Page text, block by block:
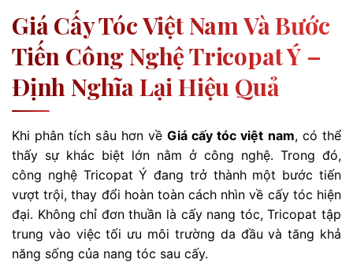
Giá Cấy Tóc Việt Nam Và Bước
Tiến Công Nghệ Tricopat Ý –
Định Nghĩa Lại Hiệu Quả
Khi phân tích sâu hơn về Giá cấy tóc việt nam, có thể
thấy sự khác biệt lớn nằm ở công nghệ. Trong đó,
công nghệ Tricopat Ý đang trở thành một bước tiến
vượt trội, thay đổi hoàn toàn cách nhìn về cấy tóc hiện
đại. Không chỉ đơn thuần là cấy nang tóc, Tricopat tập
trung vào việc tối ưu môi trường da đầu và tăng khả
năng sống của nang tóc sau cấy.